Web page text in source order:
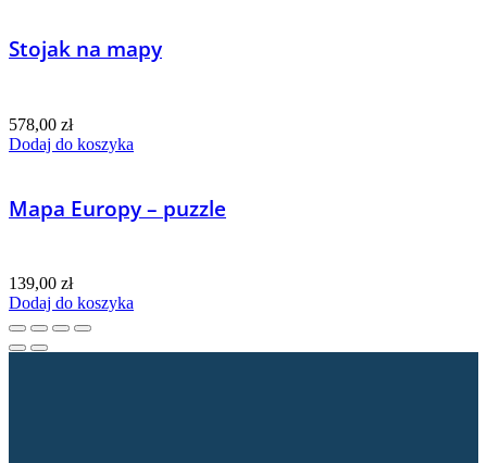
Stojak na mapy
578,00 zł
Dodaj do koszyka
Mapa Europy – puzzle
139,00 zł
Dodaj do koszyka